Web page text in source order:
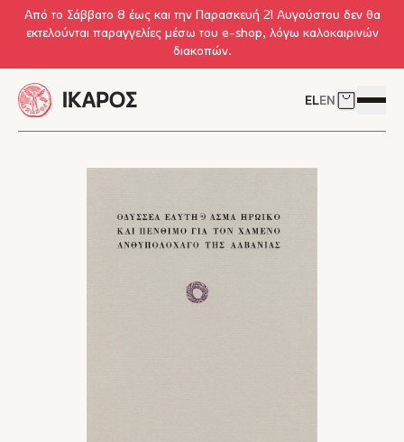
Skip to main content
Από το Σάββατο 8 έως και την Παρασκευή 21 Αυγούστου δεν θα
εκτελούνται παραγγελίες μέσω του e-shop, λόγω καλοκαιρινών
διακοπών.
ELEN Δείτε το